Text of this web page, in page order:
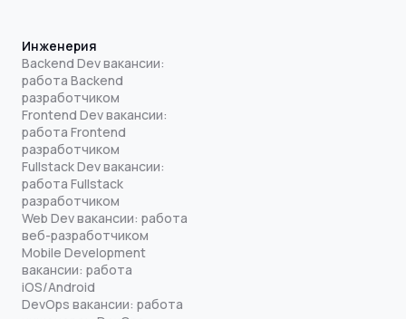
Инженерия
Backend Dev вакансии:
работа Backend
разработчиком
Frontend Dev вакансии:
работа Frontend
разработчиком
Fullstack Dev вакансии:
работа Fullstack
разработчиком
Web Dev вакансии: работа
веб-разработчиком
Mobile Development
вакансии: работа
iOS/Android
DevOps вакансии: работа